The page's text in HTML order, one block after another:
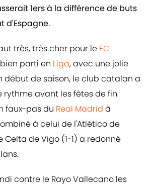
1ers à la différence de buts
d'Espagne.
très, très cher pour le FC
bien parti en Liga, avec une jolie
début de saison, le club catalan a
rythme avant les fêtes de fin
faux-pas du Real Madrid à
à celui de l'Atlético de
Celta de Vigo (1-1) a redonné
contre le Rayo Vallecano les